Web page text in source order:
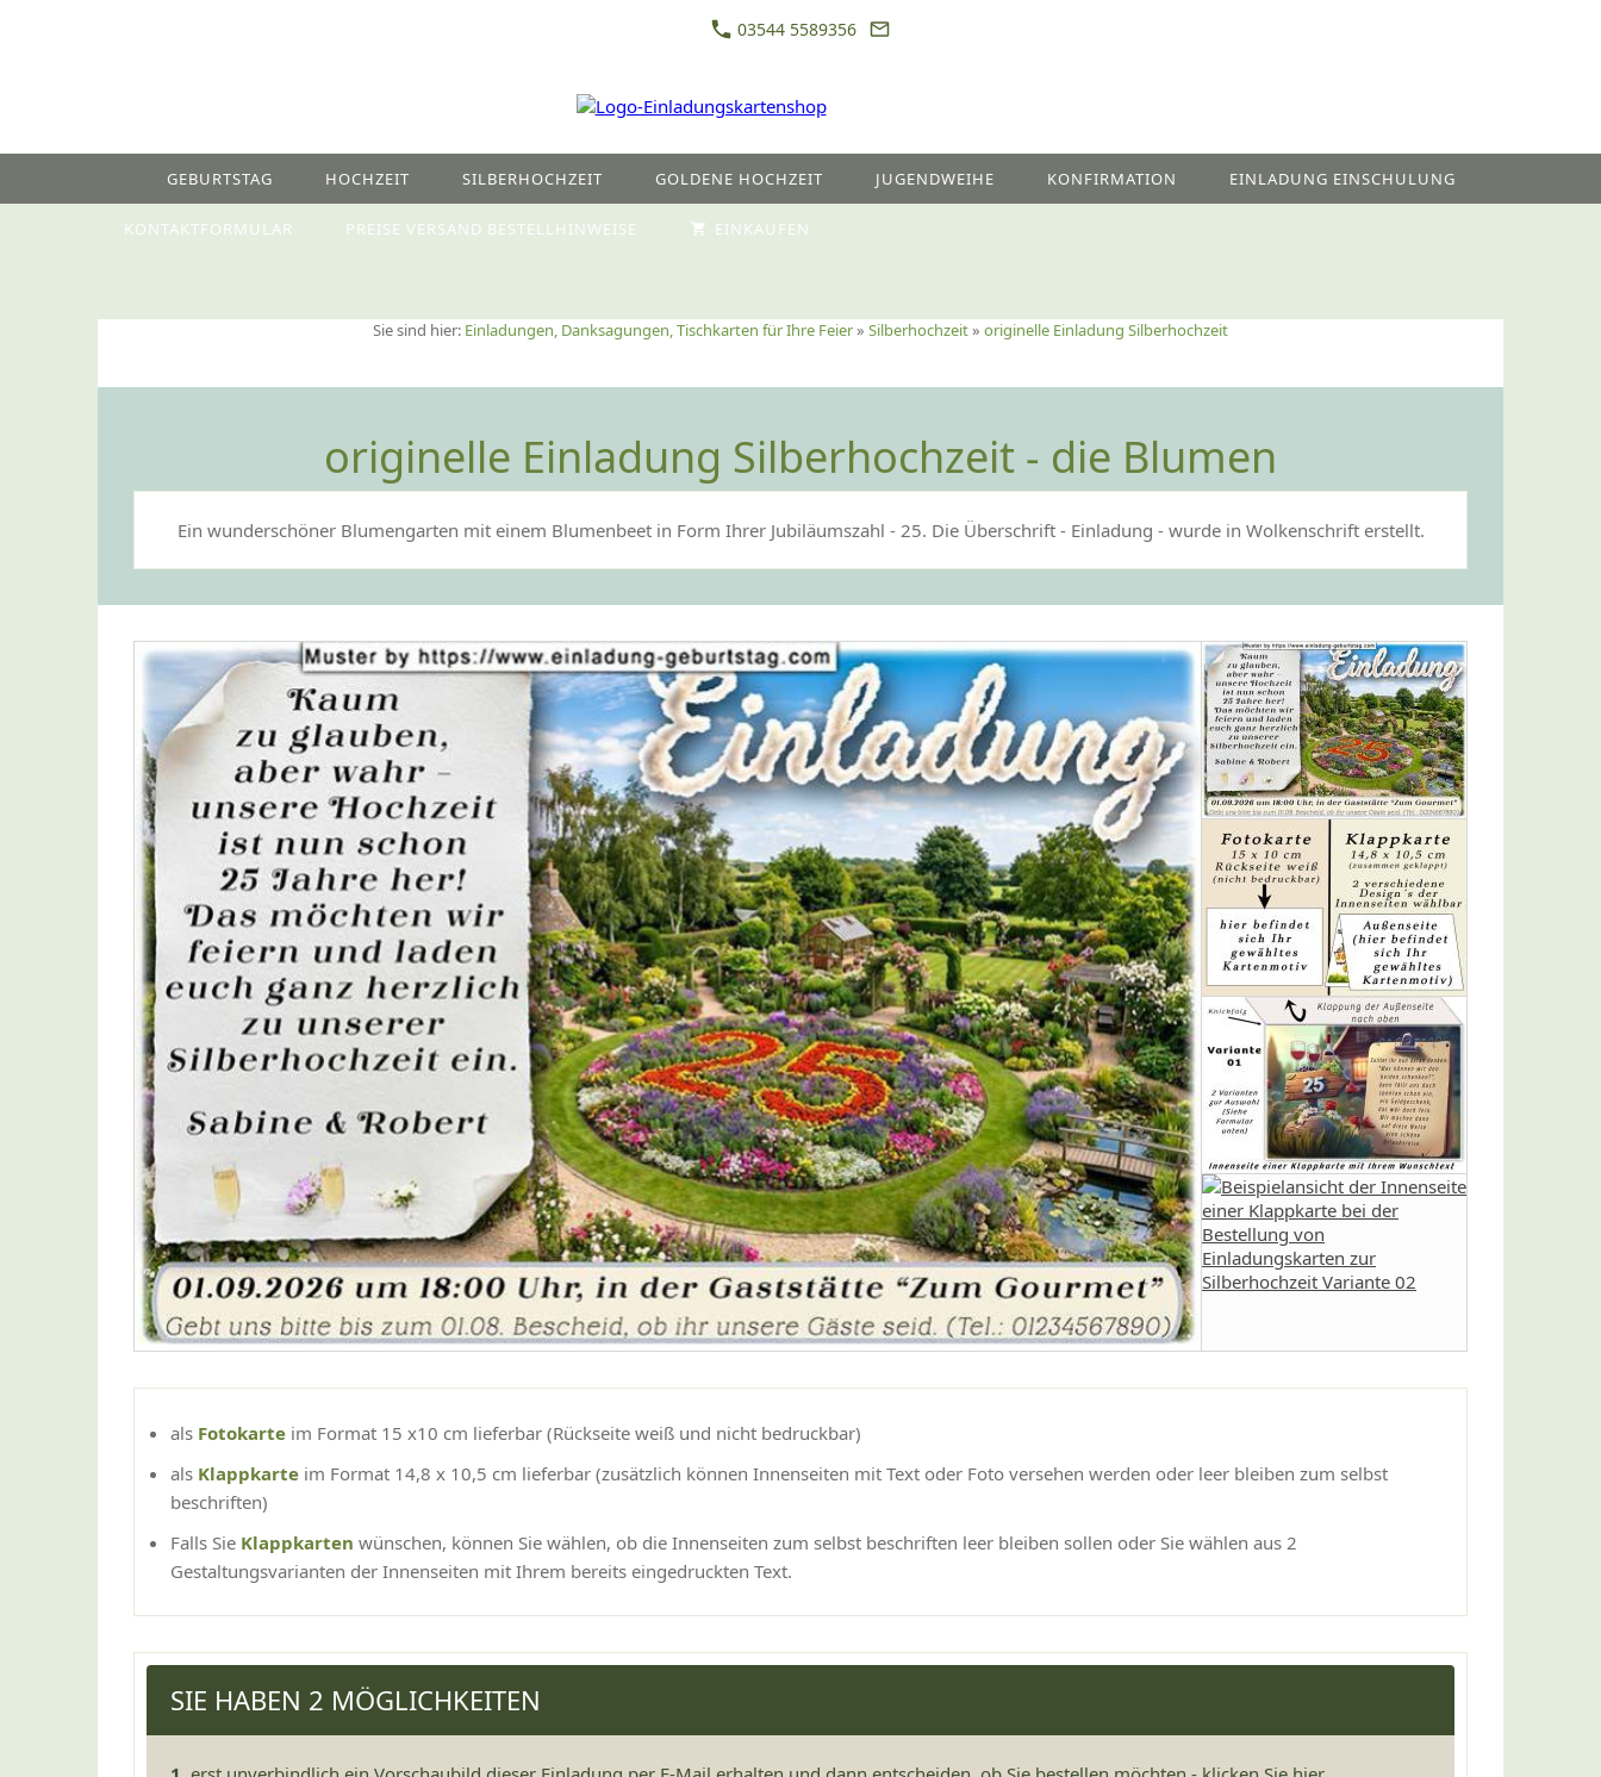
03544 5589356
GEBURTSTAG HOCHZEIT SILBERHOCHZEIT GOLDENE HOCHZEIT JUGENDWEIHE KONFIRMATION EINLADUNG EINSCHULUNG
KONTAKTFORMULAR PREISE VERSAND BESTELLHINWEISE EINKAUFEN
Sie sind hier: Einladungen, Danksagungen, Tischkarten für Ihre Feier» Silberhochzeit» originelle Einladung Silberhochzeit
originelle Einladung Silberhochzeit - die Blumen
Ein wunderschöner Blumengarten mit einem Blumenbeet in Form Ihrer Jubiläumszahl - 25. Die Überschrift - Einladung - wurde in Wolkenschrift erstellt.
als Fotokarte im Format 15 x10 cm lieferbar (Rückseite weiß und nicht bedruckbar)
als Klappkarte im Format 14,8 x 10,5 cm lieferbar (zusätzlich können Innenseiten mit Text oder Foto versehen werden oder leer bleiben zum selbst
beschriften)
Falls Sie Klappkarten wünschen, können Sie wählen, ob die Innenseiten zum selbst beschriften leer bleiben sollen oder Sie wählen aus 2
Gestaltungsvarianten der Innenseiten mit Ihrem bereits eingedruckten Text.
SIE HABEN 2 MÖGLICHKEITEN